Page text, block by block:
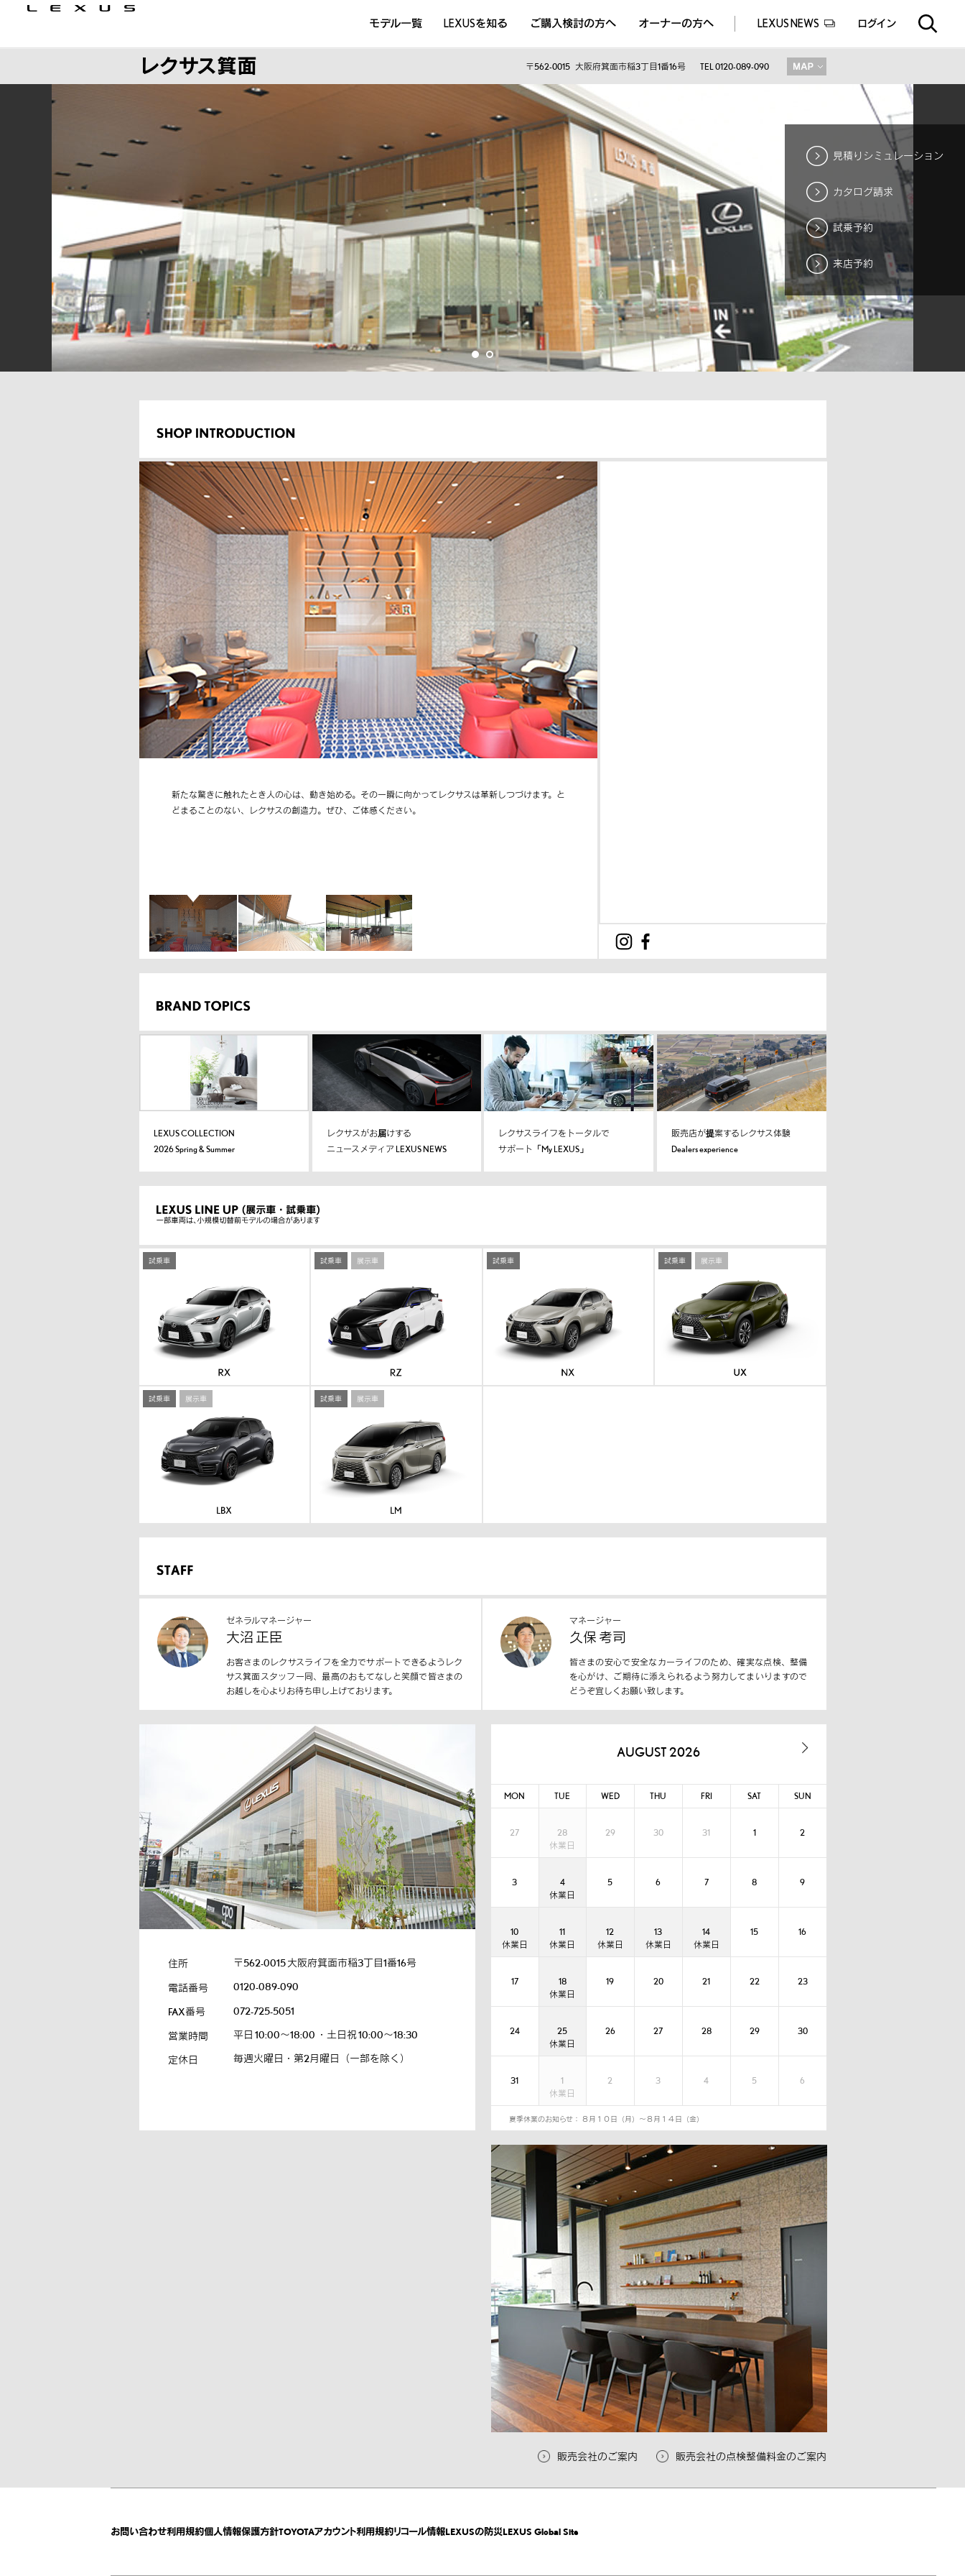
モデル一覧 LEXUSを知る ご購入検討の方へ オーナーの方へ LEXUS NEWS ログイン
DISCOVER THE LEXUS LIFE
Sustainability
LEXUS EXPERIENCE(体験サービス)
Dealers experience(販売店実施イベント)
レクサス箕面 〒562-0015 大阪府箕面市稲3丁目1番16号 TEL 0120-089-090
見積りシミュレーション
カタログ請求
試乗予約
来店予約
新たな驚きに触れたとき人の心は、動き始める。その一瞬に向かってレクサスは革新しつづけます。と
どまることのない、レクサスの創造力。ぜひ、ご体感ください。
LEXUS COLLECTION
2026 Spring & Summer
レクサスがお届けする
ニュースメディア LEXUS NEWS
レクサスライフをトータルで
サポート「My LEXUS」
販売店が提案するレクサス体験
Dealers experience
試乗車 試乗車 展示車 試乗車 試乗車 展示車
試乗車 展示車 試乗車 展示車
ゼネラルマネージャー
大沼 正臣
お客さまのレクサスライフを全力でサポートできるようレク
サス箕面スタッフ一同、最高のおもてなしと笑顔で皆さまの
お越しを心よりお待ち申し上げております。
マネージャー
久保 考司
皆さまの安心で安全なカーライフのため、確実な点検、整備
を心がけ、ご期待に添えられるよう努力してまいりますので
どうぞ宜しくお願い致します。
住所 〒562-0015大阪府箕面市稲3丁目1番16号
電話番号 0120-089-090
FAX番号 072-725-5051
営業時間 平日 10:00～18:00 ・土日祝 10:00～18:30
定休日 毎週火曜日・第2月曜日（一部を除く）
AUGUST 2026
MON TUE WED THU FRI SAT SUN
27 28 29 30 31 1 2
3 4 5 6 7 8 9
10 11 12 13 14 15 16
17 18 19 20 21 22 23
24 25 26 27 28 29 30
31 1 2 3 4 5 6
夏季休業のお知らせ： ８月１０日（月）～８月１４日（金）
販売会社のご案内 販売会社の点検整備料金のご案内
お問い合わせ利用規約個人情報保護方針TOYOTAアカウント利用規約リコール情報LEXUSの防災LEXUS Global Site